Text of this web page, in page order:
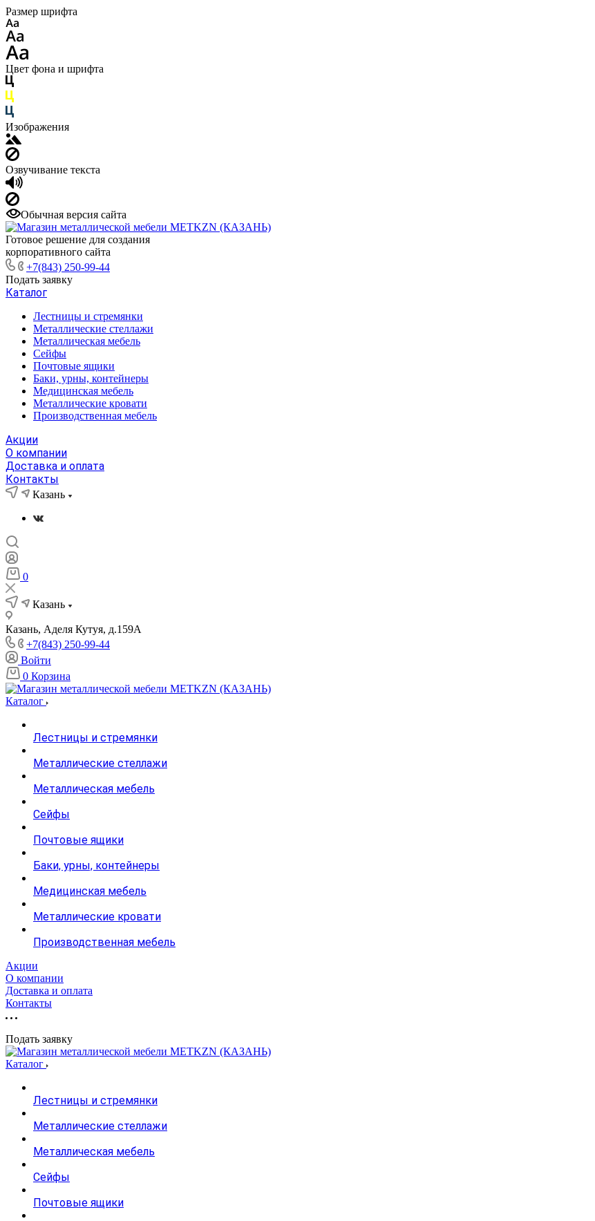
Размер шрифта
Цвет фона и шрифта
Изображения
Озвучивание текста
Обычная версия сайта
Готовое решение для создания
корпоративного сайта
+7(843) 250-99-44
Подать заявку
Каталог
Лестницы и стремянки
Металлические стеллажи
Металлическая мебель
Сейфы
Почтовые ящики
Баки, урны, контейнеры
Медицинская мебель
Металлические кровати
Производственная мебель
Акции
О компании
Доставка и оплата
Контакты
Казань
0
Казань
Казань, Аделя Кутуя, д.159А
+7(843) 250-99-44
Войти
0 Корзина
Каталог
Лестницы и стремянки
Металлические стеллажи
Металлическая мебель
Сейфы
Почтовые ящики
Баки, урны, контейнеры
Медицинская мебель
Металлические кровати
Производственная мебель
Акции
О компании
Доставка и оплата
Контакты
Подать заявку
Каталог
Лестницы и стремянки
Металлические стеллажи
Металлическая мебель
Сейфы
Почтовые ящики